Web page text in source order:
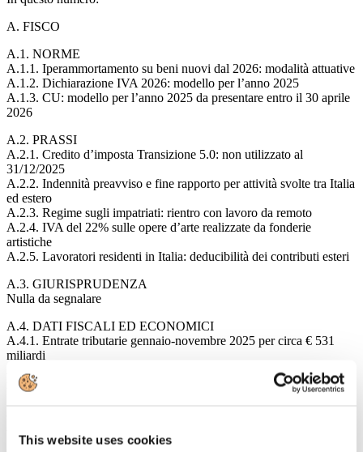
This website uses cookies
A. FISCO
A.1. NORME
A.1.1. Iperammortamento su beni nuovi dal 2026: modalità attuative
A.1.2. Dichiarazione IVA 2026: modello per l’anno 2025
A.1.3. CU: modello per l’anno 2025 da presentare entro il 30 aprile
2026
A.2. PRASSI
A.2.1. Credito d’imposta Transizione 5.0: non utilizzato al
31/12/2025
A.2.2. Indennità preavviso e fine rapporto per attività svolte tra Italia
ed estero
A.2.3. Regime sugli impatriati: rientro con lavoro da remoto
A.2.4. IVA del 22% sulle opere d’arte realizzate da fonderie
artistiche
A.2.5. Lavoratori residenti in Italia: deducibilità dei contributi esteri
A.3. GIURISPRUDENZA
Nulla da segnalare
A.4. DATI FISCALI ED ECONOMICI
A.4.1. Entrate tributarie gennaio-novembre 2025 per circa € 531
miliardi
A.4.2. Incentivi 2024 pari a € 17,3 miliardi con 2.074 agevolazioni
regionali